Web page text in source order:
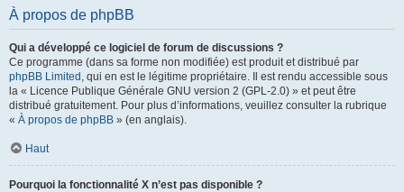
À propos de phpBB
Qui a développé ce logiciel de forum de discussions ?
Ce programme (dans sa forme non modifiée) est produit et distribué par
phpBB Limited , qui en est le légitime propriétaire. Il est rendu accessible sous
la « Licence Publique Générale GNU version 2 (GPL-2.0) » et peut être
distribué gratuitement. Pour plus d’informations, veuillez consulter la rubrique
« À propos de phpBB » (en anglais).
Haut
Pourquoi la fonctionnalité X n’est pas disponible ?